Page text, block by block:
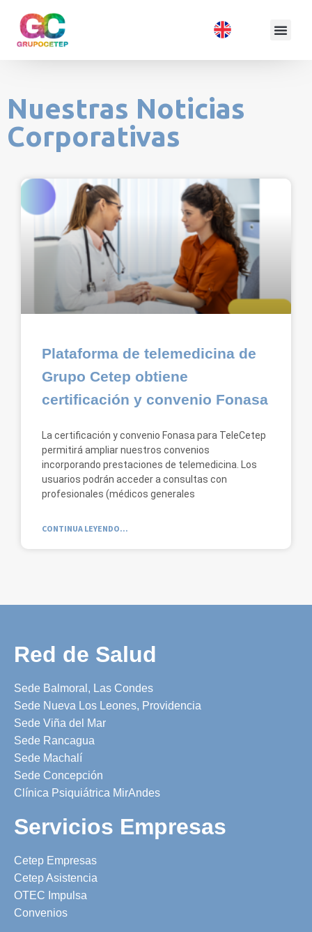
Nuestras Noticias
Corporativas
Plataforma de telemedicina de
Grupo Cetep obtiene
certificación y convenio Fonasa
La certificación y convenio Fonasa para TeleCetep
permitirá ampliar nuestros convenios
incorporando prestaciones de telemedicina. Los
usuarios podrán acceder a consultas con
profesionales (médicos generales
CONTINUA LEYENDO...
Red de Salud
Sede Balmoral, Las Condes
Sede Nueva Los Leones, Providencia
Sede Viña del Mar
Sede Rancagua
Sede Machalí
Sede Concepción
Clínica Psiquiátrica MirAndes
Servicios Empresas
Cetep Empresas
Cetep Asistencia
OTEC Impulsa
Convenios